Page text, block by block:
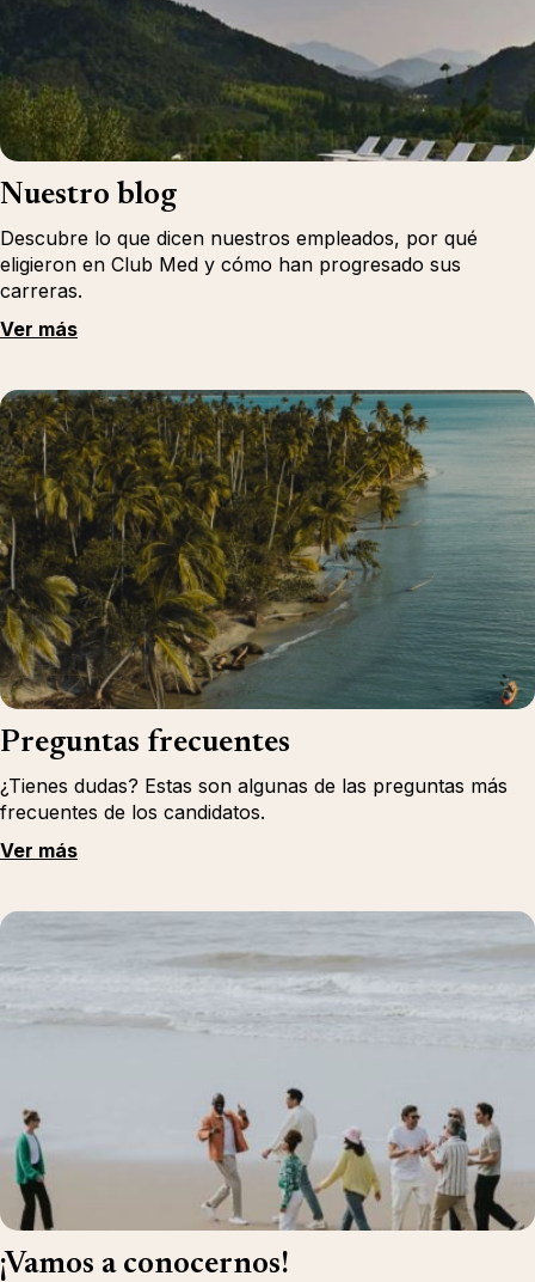
Nuestro blog
Descubre lo que dicen nuestros empleados, por qué
eligieron en Club Med y cómo han progresado sus
carreras.
Ver más
Preguntas frecuentes
¿Tienes dudas? Estas son algunas de las preguntas más
frecuentes de los candidatos.
Ver más
¡Vamos a conocernos!